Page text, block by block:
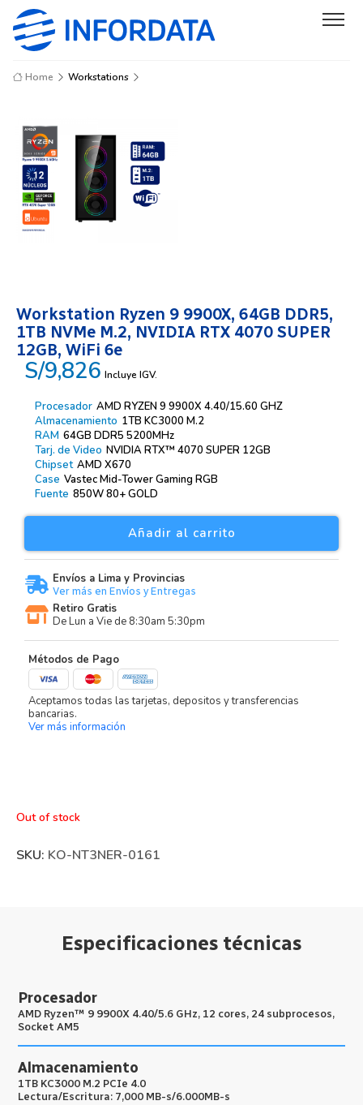
Home Workstations
Workstation Ryzen 9 9900X, 64GB DDR5,
1TB NVMe M.2, NVIDIA RTX 4070 SUPER
12GB, WiFi 6e
Procesador AMD RYZEN 9 9900X 4.40/15.60 GHZ
Almacenamiento 1TB KC3000 M.2
RAM 64GB DDR5 5200MHz
Tarj. de Video NVIDIA RTX™ 4070 SUPER 12GB
Chipset AMD X670
Case Vastec Mid-Tower Gaming RGB
Fuente 850W 80+ GOLD
S/9,826 Incluye IGV.
Añadir al carrito
Envíos a Lima y Provincias
Ver más en Envíos y Entregas
Retiro Gratis
De Lun a Vie de 8:30am 5:30pm
Métodos de Pago
Aceptamos todas las tarjetas, depositos y transferencias
bancarias.
Ver más información
Out of stock
SKU: KO-NT3NER-0161
Especificaciones técnicas
Procesador
AMD Ryzen™ 9 9900X 4.40/5.6 GHz, 12 cores, 24 subprocesos,
Socket AM5
Almacenamiento
1TB KC3000 M.2 PCIe 4.0
Lectura/Escritura: 7,000 MB-s/6.000MB-s